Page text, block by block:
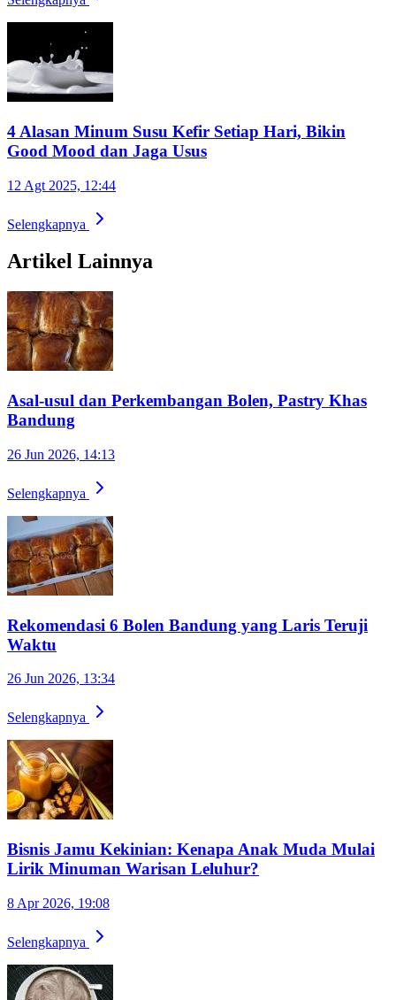
4 Alasan Minum Susu Kefir Setiap Hari, Bikin
Good Mood dan Jaga Usus
12 Agt 2025, 12:44
Selengkapnya
Artikel Lainnya
Asal-usul dan Perkembangan Bolen, Pastry Khas
Bandung
26 Jun 2026, 14:13
Selengkapnya
Rekomendasi 6 Bolen Bandung yang Laris Teruji
Waktu
26 Jun 2026, 13:34
Selengkapnya
Bisnis Jamu Kekinian: Kenapa Anak Muda Mulai
Lirik Minuman Warisan Leluhur?
8 Apr 2026, 19:08
Selengkapnya